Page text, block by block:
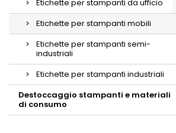
Etichette per stampanti da ufficio
Etichette per stampanti mobili
Etichette per stampanti semi-
industriali
Etichette per stampanti industriali
Destoccaggio stampanti e materiali
di consumo